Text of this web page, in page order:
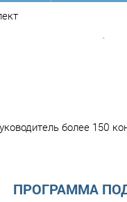
более 150
ПРОГРАММА